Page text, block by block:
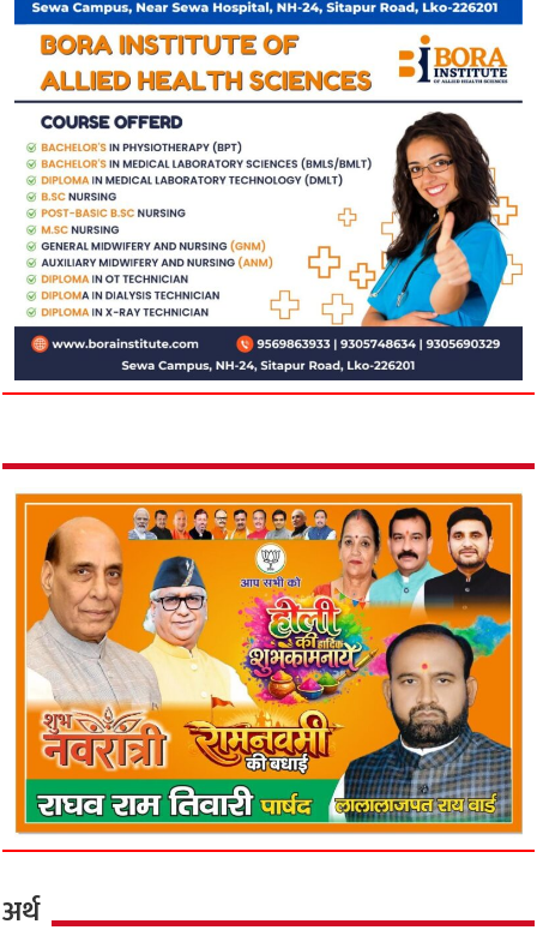
अर्थ